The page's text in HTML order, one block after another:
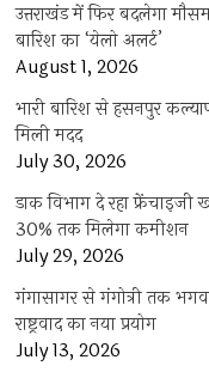
उत्तराखंड में फिर बदलेगा
बारिश का ‘येलो अलर्ट’
August 1, 2026
भारी बारिश से हसनपुर
मिली मदद
July 30, 2026
डाक विभाग दे रहा
30% तक मिलेगा कमीशन
July 29, 2026
गंगासागर से गंगोत्री तक
राष्ट्रवाद का नया प्रयोग
July 13, 2026